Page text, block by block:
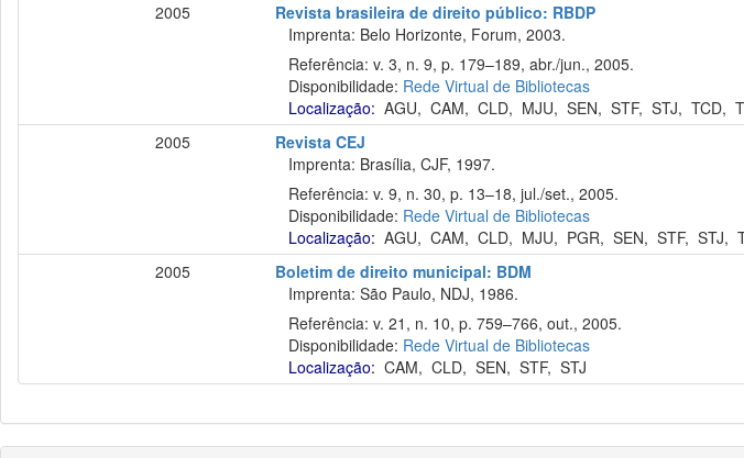
2005
Revista brasileira de direito público: RBDP
Imprenta: Belo Horizonte, Forum, 2003.
Referência: v. 3, n. 9, p. 179–189, abr./jun., 2005.
Disponibilidade: Rede Virtual de Bibliotecas
Localização: AGU,CAM,CLD, MJU,SEN,STF,STJ,TCD,
2005
Revista CEJ
Imprenta: Brasília, CJF, 1997.
Referência: v. 9, n. 30, p. 13–18, jul./set., 2005.
Disponibilidade: Rede Virtual de Bibliotecas
Localização: AGU,CAM,CLD, MJU, PGR,SEN,STF,STJ,
2005
Boletim de direito municipal: BDM
Imprenta: São Paulo, NDJ, 1986.
Referência: v. 21, n. 10, p. 759–766, out., 2005.
Disponibilidade: Rede Virtual de Bibliotecas
Localização: CAM,CLD,SEN,STF,STJ